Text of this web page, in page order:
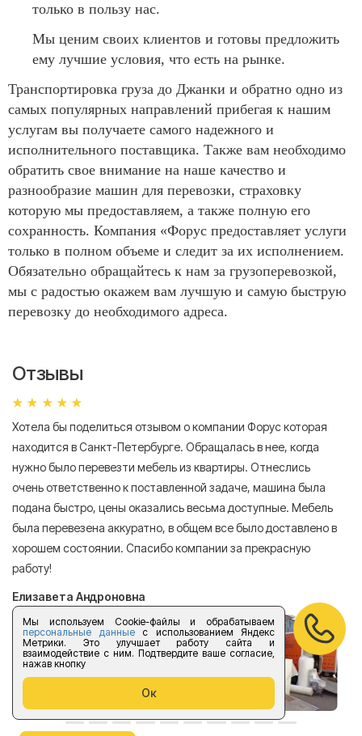
Мы используем Cookie-файлы и обрабатываем
персональные данныес использованием Яндекс
Метрики. Это улучшает работу сайта и
взаимодействие с ним. Подтвердите ваше согласие,
нажав кнопку
Ок
только в пользу нас.
Мы ценим своих клиентов и готовы предложить
ему лучшие условия, что есть на рынке.
Транспортировка груза до Джанки и обратно одно из
самых популярных направлений прибегая к нашим
услугам вы получаете самого надежного и
исполнительного поставщика. Также вам необходимо
обратить свое внимание на наше качество и
разнообразие машин для перевозки, страховку
которую мы предоставляем, а также полную его
сохранность. Компания «Форус предоставляет услуги
только в полном объеме и следит за их исполнением.
Обязательно обращайтесь к нам за грузоперевозкой,
мы с радостью окажем вам лучшую и самую быструю
перевозку до необходимого адреса.
Отзывы
Хотела бы поделиться отзывом о компании Форус которая
находится в Санкт-Петербурге. Обращалась в нее, когда
нужно было перевезти мебель из квартиры. Отнеслись
очень ответственно к поставленной задаче, машина была
подана быстро, цены оказались весьма доступные. Мебель
была перевезена аккуратно, в общем все было доставлено в
хорошем состоянии. Спасибо компании за прекрасную
работу!
Елизавета Андроновна